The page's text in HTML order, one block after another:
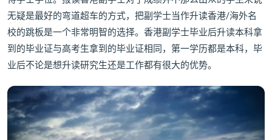
无疑是最好的弯道超车的方式，把副学士当作升读香港/海外名
校的跳板是一个非常明智的选择。香港副学士毕业后升读本科拿
到的毕业证与高考生拿到的毕业证相同，第一学历都是本科，毕
业后不论是想升读研究生还是工作都有很大的优势。